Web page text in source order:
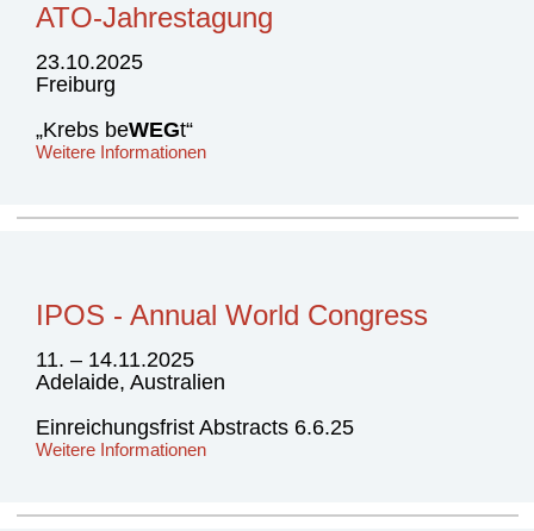
ATO-Jahrestagung
23.10.2025
Freiburg
„Krebs beWEGt“
Weitere Informationen
IPOS - Annual World Congress
11. – 14.11.2025
Adelaide, Australien
Einreichungsfrist Abstracts 6.6.25
Weitere Informationen